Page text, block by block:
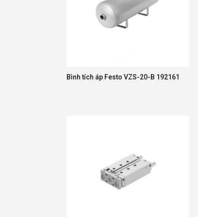
Bình tích áp Festo VZS-20-B 192161